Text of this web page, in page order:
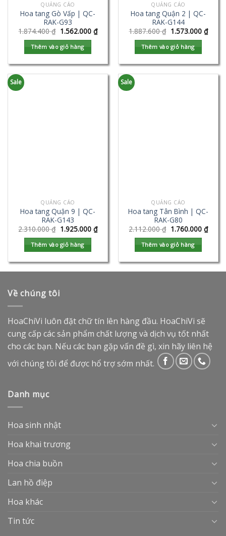
QUẢNG CÁO
Hoa tang Gò Vấp | QC-
RAK-G93
1.874.400₫ 1.562.000 ₫
Thêm vào giỏ hàng
QUẢNG CÁO
Hoa tang Quận 2 | QC-
RAK-G144
1.887.600₫ 1.573.000 ₫
Thêm vào giỏ hàng
Sale
QUẢNG CÁO
Hoa tang Quận 9 | QC-
RAK-G143
2.310.000₫ 1.925.000 ₫
Thêm vào giỏ hàng
Sale
QUẢNG CÁO
Hoa tang Tân Bình | QC-
RAK-G80
2.112.000₫ 1.760.000 ₫
Thêm vào giỏ hàng
Về chúng tôi
HoaChiVi luôn đặt chữ tín lên hàng đầu. HoaChiVi sẽ
cung cấp các sản phẩm chất lượng và dịch vụ tốt nhất
cho các bạn. Nếu các bạn gặp vấn đề gì, xin hãy liên hệ
với chúng tôi để được hổ trợ sớm nhất.
Danh mục
Hoa sinh nhật
Hoa khai trương
Hoa chia buồn
Lan hồ điệp
Hoa khác
Tin tức